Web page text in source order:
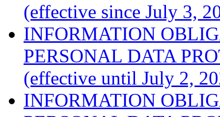
(effective since July 3,
INFORMATION
PERSONAL DATA
(effective until July 2,
INFORMATION